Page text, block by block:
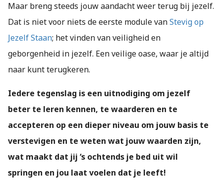
Maar breng steeds jouw aandacht weer terug bij jezelf.
Dat is niet voor niets de eerste module vanStevig op
Jezelf Staan; het vinden van veiligheid en
geborgenheid in jezelf. Een veilige oase, waar je altijd
naar kunt terugkeren.
Iedere tegenslag is een uitnodiging om jezelf
beter te leren kennen, te waarderen en te
accepteren op een dieper niveau om jouw basis te
verstevigen en te weten wat jouw waarden zijn,
wat maakt dat jij ‘s ochtends je bed uit wil
springen en jou laat voelen dat je leeft!